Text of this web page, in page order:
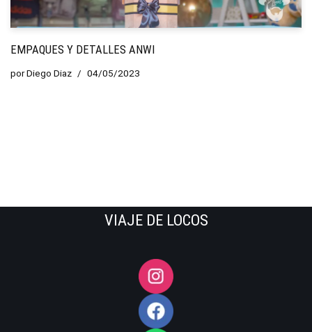
EMPAQUES Y DETALLES ANWI
porDiego Diaz 04/05/2023
VIAJE DE LOCOS